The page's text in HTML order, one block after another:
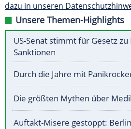
dazu in unseren
Unsere Themen-Highlights
US-Senat stimmt für Gesetz zu
Sanktionen
Durch die Jahre mit
Die größten Mythen über
Auftakt-Misere gestoppt: